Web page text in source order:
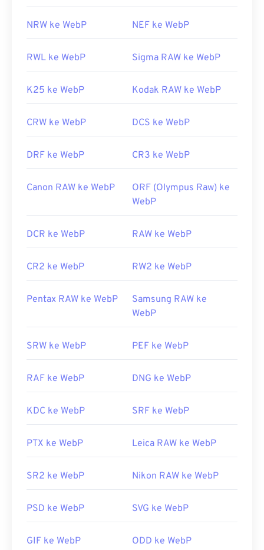
NRW ke WebP NEF ke WebP
RWL ke WebP Sigma RAW ke WebP
K25 ke WebP Kodak RAW ke WebP
CRW ke WebP DCS ke WebP
DRF ke WebP CR3 ke WebP
Canon RAW ke WebP
ORF (Olympus Raw) ke
WebP
DCR ke WebP RAW ke WebP
CR2 ke WebP RW2 ke WebP
Pentax RAW ke WebP
Samsung RAW ke
WebP
SRW ke WebP PEF ke WebP
RAF ke WebP DNG ke WebP
KDC ke WebP SRF ke WebP
PTX ke WebP Leica RAW ke WebP
SR2 ke WebP Nikon RAW ke WebP
PSD ke WebP SVG ke WebP
GIF ke WebP ODD ke WebP